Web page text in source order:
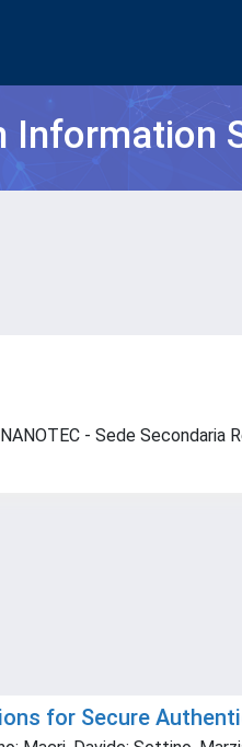
Information
- Sede Secondaria
for Secure